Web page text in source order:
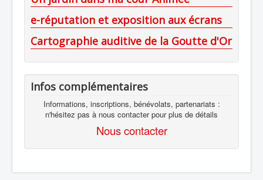
e-réputation et exposition aux écrans
Cartographie auditive de la Goutte d'Or
Infos complémentaires
Informations, inscriptions, bénévolats, partenariats :
n'hésitez pas à nous contacter pour plus de détails
Nous contacter